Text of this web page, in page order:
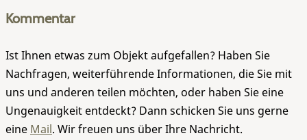
Kommentar
Ist Ihnen etwas zum Objekt aufgefallen? Haben Sie
Nachfragen, weiterführende Informationen, die Sie mit
uns und anderen teilen möchten, oder haben Sie eine
Ungenauigkeit entdeckt? Dann schicken Sie uns gerne
eine Mail. Wir freuen uns über Ihre Nachricht.